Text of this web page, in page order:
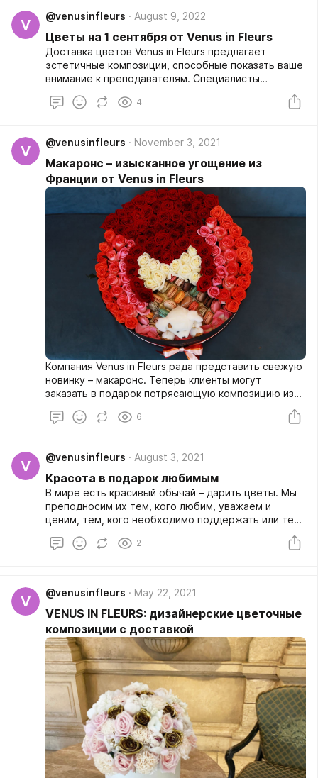
V
@venusinfleurs August 9, 2022
Цветы на 1 сентября от Venus in Fleurs
Доставка цветов Venus in Fleurs предлагает
эстетичные композиции, способные показать ваше
внимание к преподавателям. Специалисты
компании составят эксклюзивные букеты, которые
не затеряются 1 сентября на фоне других
4
V
@venusinfleurs November 3, 2021
Макаронс – изысканное угощение из
Франции от Venus in Fleurs
Компания Venus in Fleurs рада представить свежую
новинку – макаронс. Теперь клиенты могут
заказать в подарок потрясающую композицию из
цветов и настоящего французского десерта. Такой
презент доставит не только эстетическое, но и
6
V
@venusinfleurs August 3, 2021
Красота в подарок любимым
В мире есть красивый обычай – дарить цветы. Мы
преподносим их тем, кого любим, уважаем и
ценим, тем, кого необходимо поддержать или тем,
зависимости от случая, букет – это всегда
2
V
@venusinfleurs May 22, 2021
VENUS IN FLEURS: дизайнерские цветочные
композиции с доставкой